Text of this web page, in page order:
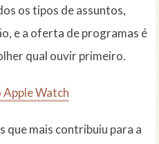
os tipos de assuntos,
e a oferta de programas é
qual ouvir primeiro.
Apple Watch
que mais contribuiu para a